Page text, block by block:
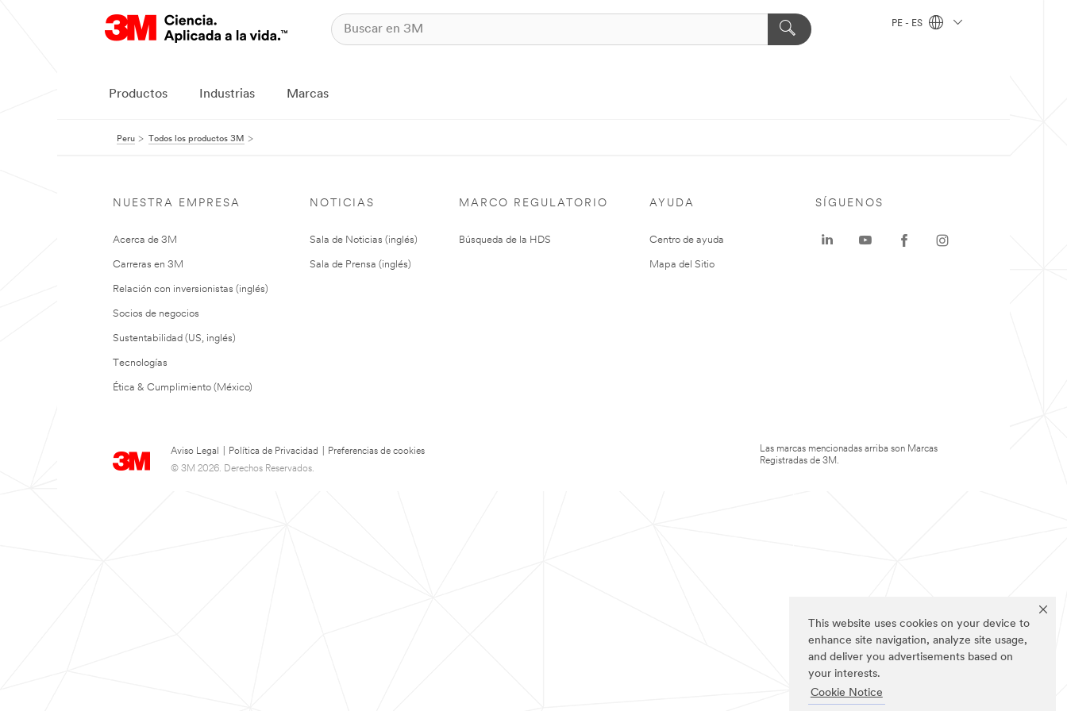
This website uses cookies on your device to
enhance site navigation, analyze site usage,
and deliver you advertisements based on
your interests.
Cookie Notice
PE - ES
Productos Industrias Marcas
Peru Todos los productos 3M
NUESTRA EMPRESA
Acerca de 3M
Carreras en 3M
Relación con inversionistas (inglés)
Socios de negocios
Sustentabilidad (US, inglés)
Tecnologías
Ética & Cumplimiento (México)
NOTICIAS
Sala de Noticias (inglés)
Sala de Prensa (inglés)
MARCO REGULATORIO
Búsqueda de la HDS
AYUDA
Centro de ayuda
Mapa del Sitio
Aviso Legal Política de Privacidad
Preferencias de cookies
© 3M 2026. Derechos Reservados.
SÍGUENOS
Las marcas mencionadas arriba son Marcas
Registradas de 3M.